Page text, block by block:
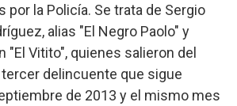
por la Policía. Se trata de Sergio
alias "El Negro Paolo" y
"El Vitito", quienes salieron del
delincuente que sigue
de 2013 y el mismo mes